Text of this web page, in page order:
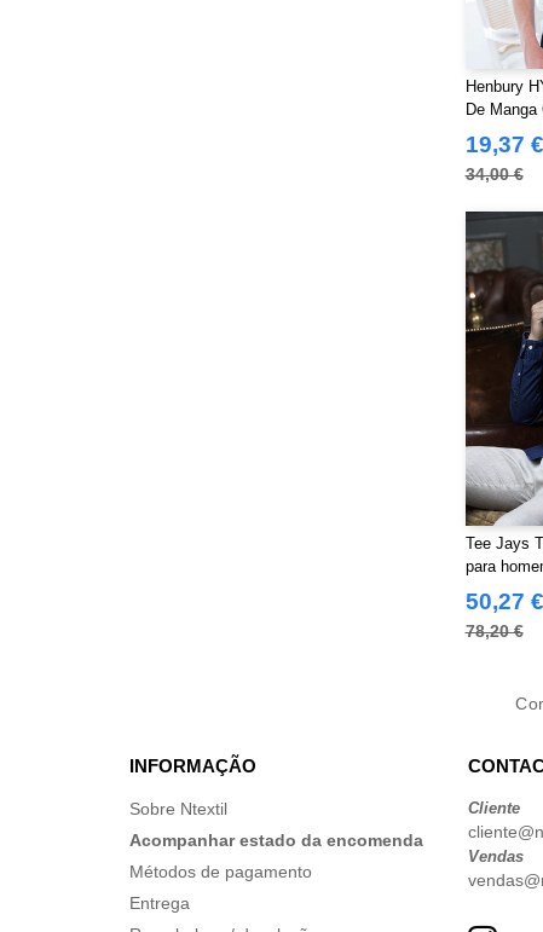
Henbury
De Manga
19,37 €
34,00 €
Tee Jays
para
50,27 €
78,20 €
INFORMAÇÃO
Sobre Ntextil
Acompanhar estado da encomenda
Métodos de pagamento
Entrega
Cliente
Vendas